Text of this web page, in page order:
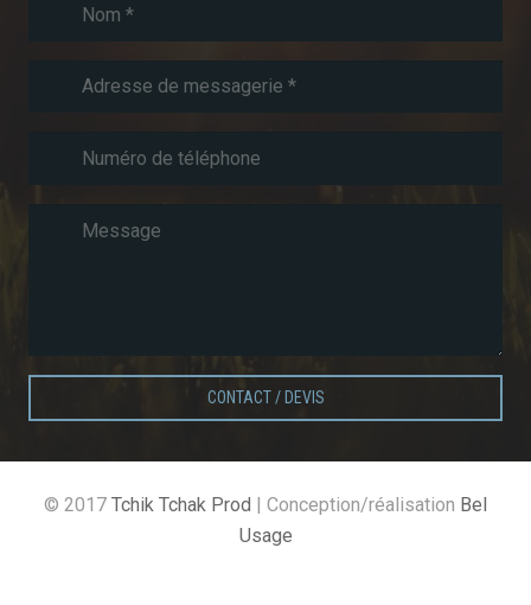
CONTACT / DEVIS
© 2017 Tchik Tchak Prod | Conception/réalisation Bel
Usage